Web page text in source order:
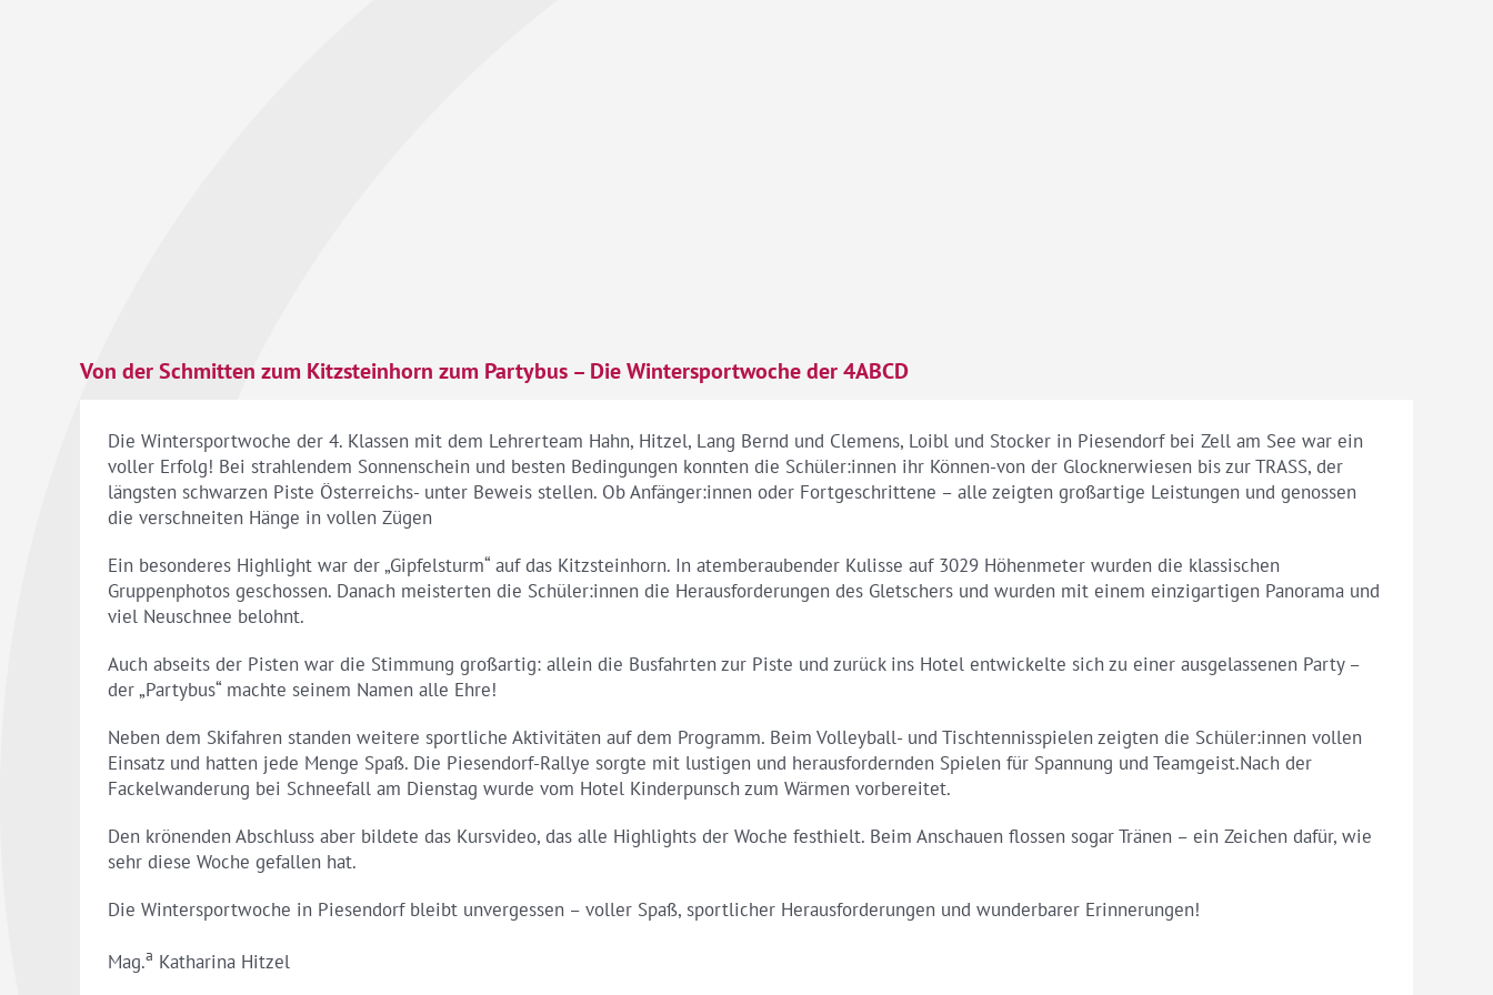
Von der Schmitten zum Kitzsteinhorn zum Partybus – Die Wintersportwoche der 4ABCD
Die Wintersportwoche der 4. Klassen mit dem Lehrerteam Hahn, Hitzel, Lang Bernd und Clemens, Loibl und Stocker in Piesendorf bei Zell am See war ein
voller Erfolg! Bei strahlendem Sonnenschein und besten Bedingungen konnten die Schüler:innen ihr Können-von der Glocknerwiesen bis zur TRASS, der
längsten schwarzen Piste Österreichs- unter Beweis stellen. Ob Anfänger:innen oder Fortgeschrittene – alle zeigten großartige Leistungen und genossen
die verschneiten Hänge in vollen Zügen
Ein besonderes Highlight war der „Gipfelsturm“ auf das Kitzsteinhorn. In atemberaubender Kulisse auf 3029 Höhenmeter wurden die klassischen
Gruppenphotos geschossen. Danach meisterten die Schüler:innen die Herausforderungen des Gletschers und wurden mit einem einzigartigen Panorama und
viel Neuschnee belohnt.
Auch abseits der Pisten war die Stimmung großartig: allein die Busfahrten zur Piste und zurück ins Hotel entwickelte sich zu einer ausgelassenen Party –
der „Partybus“ machte seinem Namen alle Ehre!
Neben dem Skifahren standen weitere sportliche Aktivitäten auf dem Programm. Beim Volleyball- und Tischtennisspielen zeigten die Schüler:innen vollen
Einsatz und hatten jede Menge Spaß. Die Piesendorf-Rallye sorgte mit lustigen und herausfordernden Spielen für Spannung und Teamgeist.Nach der
Fackelwanderung bei Schneefall am Dienstag wurde vom Hotel Kinderpunsch zum Wärmen vorbereitet.
Den krönenden Abschluss aber bildete das Kursvideo, das alle Highlights der Woche festhielt. Beim Anschauen flossen sogar Tränen – ein Zeichen dafür, wie
sehr diese Woche gefallen hat.
Die Wintersportwoche in Piesendorf bleibt unvergessen – voller Spaß, sportlicher Herausforderungen und wunderbarer Erinnerungen!
Mag.a Katharina Hitzel